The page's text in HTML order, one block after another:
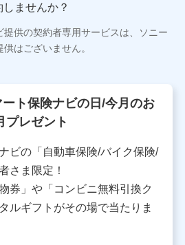
しませんか？
提供の契約者専用サービスは、ソニー
はございません。
ート保険ナビの日/今月のお
プレゼント
ビの「自動車保険/バイク保険/
さま限定！
券」や「コンビニ無料引換ク
ルギフトがその場で当たりま